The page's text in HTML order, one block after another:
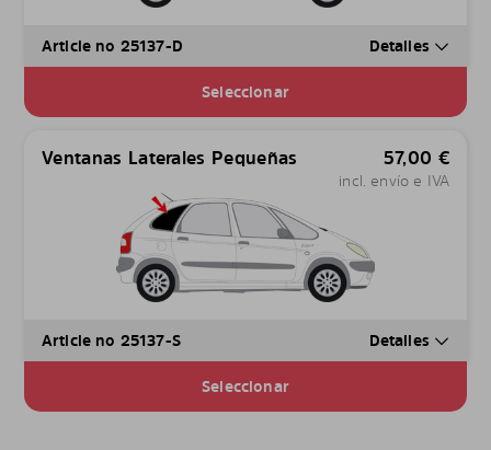
Article no 25137-D Detalles
Seleccionar
Ventanas Laterales Pequeñas 57,00 €
incl. envío e IVA
Article no 25137-S Detalles
Seleccionar